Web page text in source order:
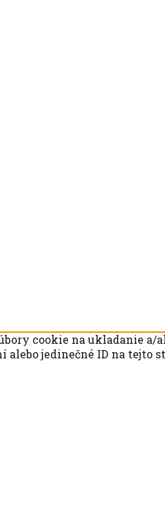
cookie na ukladanie
jedinečné ID na tejto